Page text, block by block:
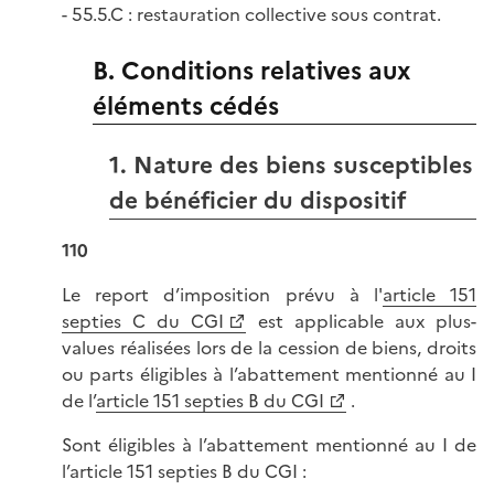
- 55.5.C : restauration collective sous contrat.
B. Conditions relatives aux
éléments cédés
1. Nature des biens susceptibles
de bénéficier du dispositif
110
Le report d’imposition prévu à l'article 151
septies C du CGI
est applicable aux plus-
values réalisées lors de la cession de biens, droits
ou parts éligibles à l’abattement mentionné au I
de l’article 151 septies B du CGI
.
Sont éligibles à l’abattement mentionné au I de
l’article 151 septies B du CGI :